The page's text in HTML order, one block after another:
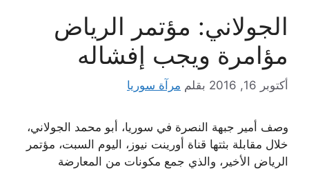
الجولاني: مؤتمر الرياض
مؤامرة ويجب إفشاله
أكتوبر 16, 2016 بقلم مرآة سوريا
وصف أمير جبهة النصرة في سوريا، أبو محمد الجولاني،
خلال مقابلة بثتها قناة أورينت نيوز، اليوم السبت، مؤتمر
الرياض الأخير، والذي جمع مكونات من المعارضة